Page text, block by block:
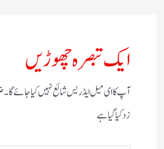
ایک تبصرہ چھوڑیں
آپ کا ای میل ایڈریس شائع نہیں کیا جائے گا۔
زد کیا گیا ہے